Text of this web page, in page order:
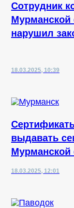
Сотрудник
Мурманской
нарушил
18.03.2025, 10:39
выдавать
Мурманской
18.03.2025, 12:01